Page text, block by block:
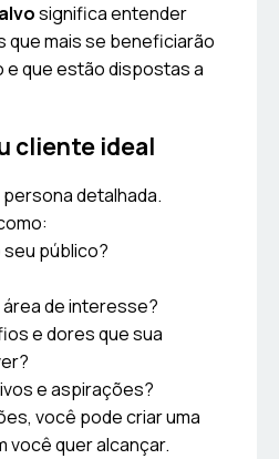
significa entender
que mais se beneficiarão
que estão dispostas a
cliente ideal
detalhada.
seu público?
de interesse?
e dores que sua
e aspirações?
você pode criar uma
você quer alcançar.